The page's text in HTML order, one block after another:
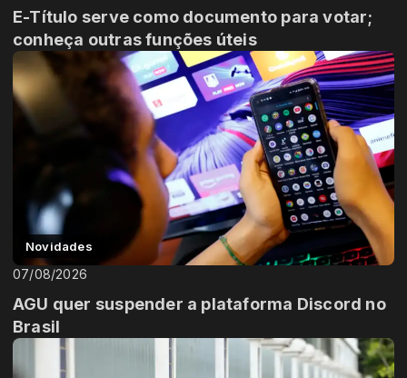
E-Título serve como documento para votar;
conheça outras funções úteis
Novidades
07/08/2026
AGU quer suspender a plataforma Discord no
Brasil